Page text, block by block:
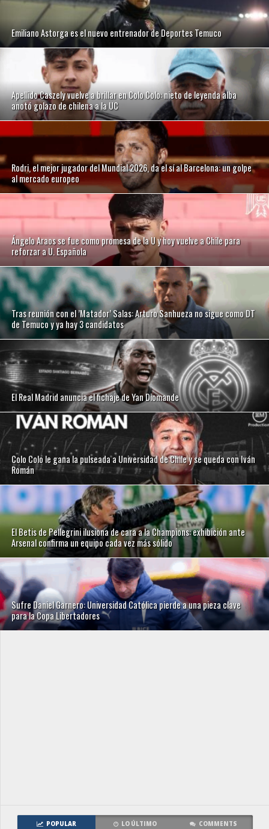
Emiliano Astorga es el nuevo entrenador de Deportes Temuco
Apellido Caszely vuelve a brillar en Colo Colo: nieto de leyenda alba
anotó golazo de chilena a la UC
Rodri, el mejor jugador del Mundial 2026, da el sí al Barcelona: un golpe
al mercado europeo
Ángelo Araos se fue como promesa de la U y hoy vuelve a Chile para
reforzar a U. Española
Tras reunión con el ’Matador’ Salas: Arturo Sanhueza no sigue como DT
de Temuco y ya hay 3 candidatos
El Real Madrid anuncia el fichaje de Yan Diomande
Colo Colo le gana la pulseada a Universidad de Chile y se queda con Iván
Román
El Betis de Pellegrini ilusiona de cara a la Champions: exhibición ante
Arsenal confirma un equipo cada vez más sólido
Sufre Daniel Garnero: Universidad Católica pierde a una pieza clave
para la Copa Libertadores
POPULAR LO ÚLTIMO COMMENTS